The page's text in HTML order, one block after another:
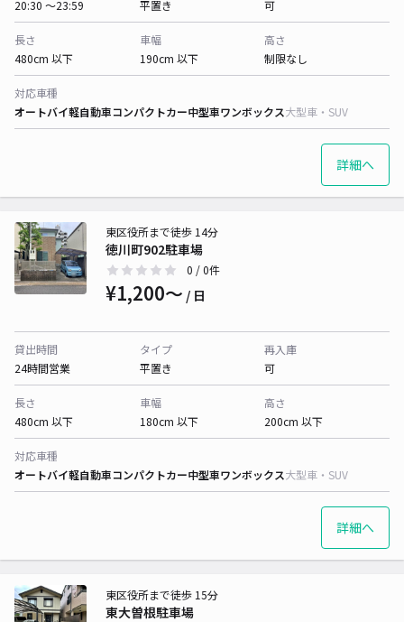
20:30 〜23:59 平置き 可
長さ
480cm 以下
車幅
190cm 以下
高さ
制限なし
対応車種
オートバイ軽自動車コンパクトカー中型車ワンボックス大型車・SUV
詳細へ
徳川町902駐車場
東区役所まで徒歩 14分
0 / 0件
¥1,200〜 / 日
貸出時間
24時間営業
タイプ
平置き
再入庫
可
長さ
480cm 以下
車幅
180cm 以下
高さ
200cm 以下
対応車種
オートバイ軽自動車コンパクトカー中型車ワンボックス大型車・SUV
詳細へ
東大曽根駐車場
東区役所まで徒歩 15分